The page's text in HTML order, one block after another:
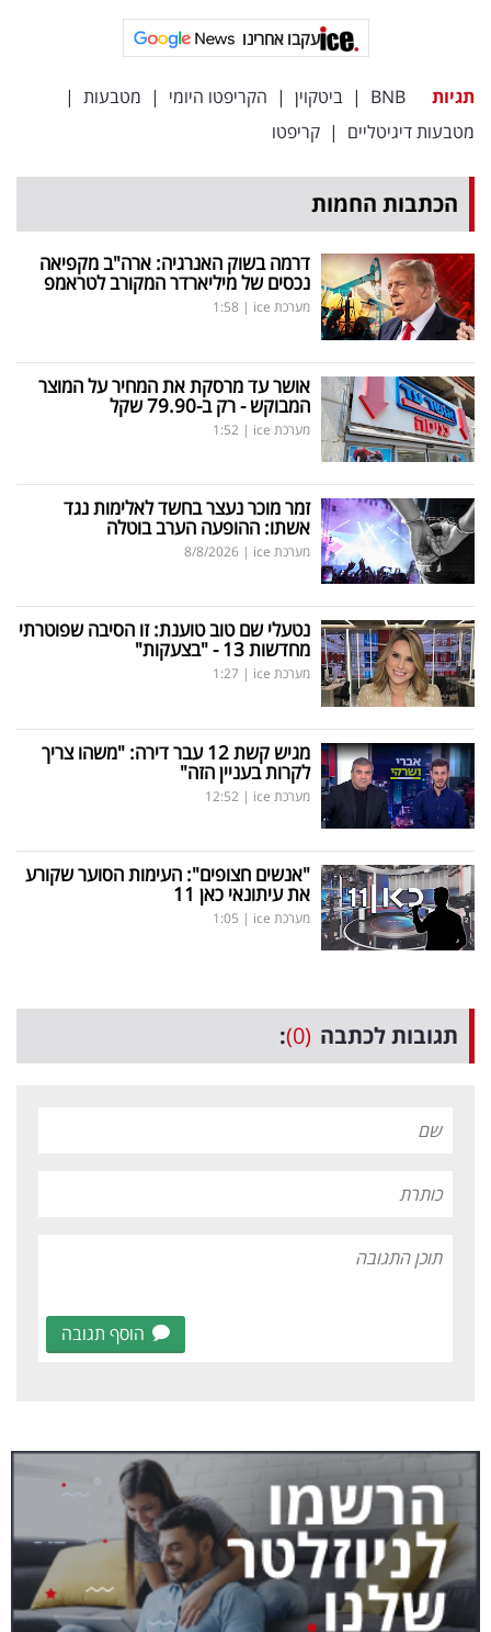
עקבו אחרינו
תגיות BNB
| ביטקוין | הקריפטו היומי | מטבעות |
מטבעות דיגיטליים | קריפטו
הכתבות החמות
דרמה בשוק האנרגיה: ארה"ב מקפיאה
נכסים של מיליארדר המקורב לטראמפ
מערכת ice |
1:58
אושר עד מרסקת את המחיר על המוצר
המבוקש - רק ב-79.90 שקל
מערכת ice |
1:52
זמר מוכר נעצר בחשד לאלימות נגד
אשתו: ההופעה הערב בוטלה
מערכת ice |
8/8/2026
נטעלי שם טוב טוענת: זו הסיבה שפוטרתי
מחדשות 13 - "בצעקות"
מערכת ice |
1:27
מגיש קשת 12 עבר דירה: "משהו צריך
לקרות בעניין הזה"
מערכת ice |
12:52
"אנשים חצופים": העימות הסוער שקורע
את עיתונאי כאן 11
מערכת ice |
1:05
תגובות לכתבה (0)
:
הוסף תגובה